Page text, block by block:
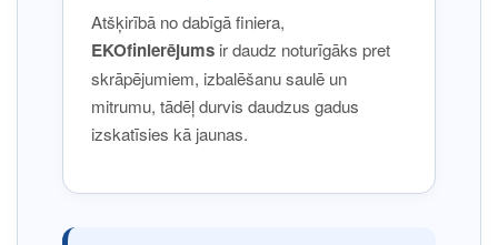
Atšķirībā no dabīgā finiera,
EKOfinierējums ir daudz noturīgāks pret
skrāpējumiem, izbalēšanu saulē un
mitrumu, tādēļ durvis daudzus gadus
izskatīsies kā jaunas.